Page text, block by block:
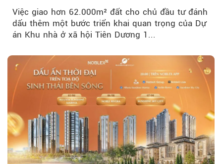
Việc giao hơn 62.000m² đất cho chủ đầu tư đánh
dấu thêm một bước triển khai quan trọng của Dự
án Khu nhà ở xã hội Tiên Dương 1...